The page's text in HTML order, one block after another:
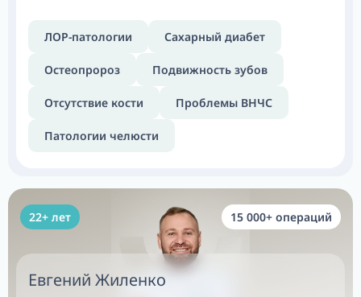
ЛОР-патологии Сахарный диабет
Остеопророз Подвижность зубов
Отсутствие кости Проблемы ВНЧС
Патологии челюсти
22+ лет 15 000+ операций
Евгений Жиленко